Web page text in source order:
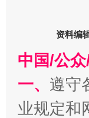
在谋
资料编
中国/公
一、 遵守
业规定和